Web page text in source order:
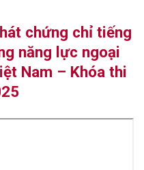
chứng chỉ tiếng
năng lực ngoại
Nam – Khóa thi